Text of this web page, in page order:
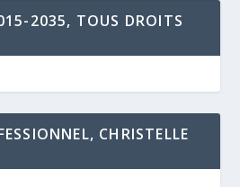
2035, TOUS DROITS
CHRISTELLE